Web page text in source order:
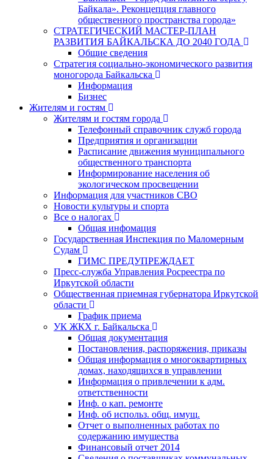
Байкала». Реконцепция главного
общественного пространства города»
СТРАТЕГИЧЕСКИЙ МАСТЕР-ПЛАН
РАЗВИТИЯ БАЙКАЛЬСКА ДО 2040 ГОДА
Общие сведения
Стратегия социально-экономического развития
моногорода Байкальска
Информация
Бизнес
Жителям и гостям
Жителям и гостям города
Телефонный справочник служб города
Предприятия и организации
Расписание движения муниципального
общественного транспорта
Информирование населения об
экологическом просвещении
Информация для участников СВО
Новости культуры и спорта
Все о налогах
Общая инфомация
Государственная Инспекция по Маломерным
Судам
ГИМС ПРЕДУПРЕЖДАЕТ
Пресс-служба Управления Росреестра по
Иркутской области
Общественная приемная губернатора Иркутской
области
График приема
УК ЖКХ г. Байкальска
Общая документация
Постановления, распоряжения, приказы
Общая информация о многоквартирных
домах, находящихся в управлении
Информация о привлечении к адм.
ответственности
Инф. о кап. ремонте
Инф. об использ. общ. имущ.
Отчет о выполненных работах по
содержанию имущества
Финансовый отчет 2014